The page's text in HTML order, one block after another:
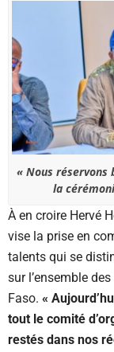
« Nous réservons
la
À en croire Hervé
vise la prise en
talents qui se
sur l’ensemble
Faso. «
tout le comité
restés dans nos